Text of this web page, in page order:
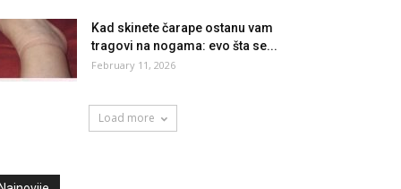
Kad skinete čarape ostanu vam
tragovi na nogama: evo šta se...
February 11, 2026
Load more